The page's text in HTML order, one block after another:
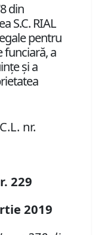
din
S.C. RIAL
pentru
funciară, a
şi a
nr.
229
2019